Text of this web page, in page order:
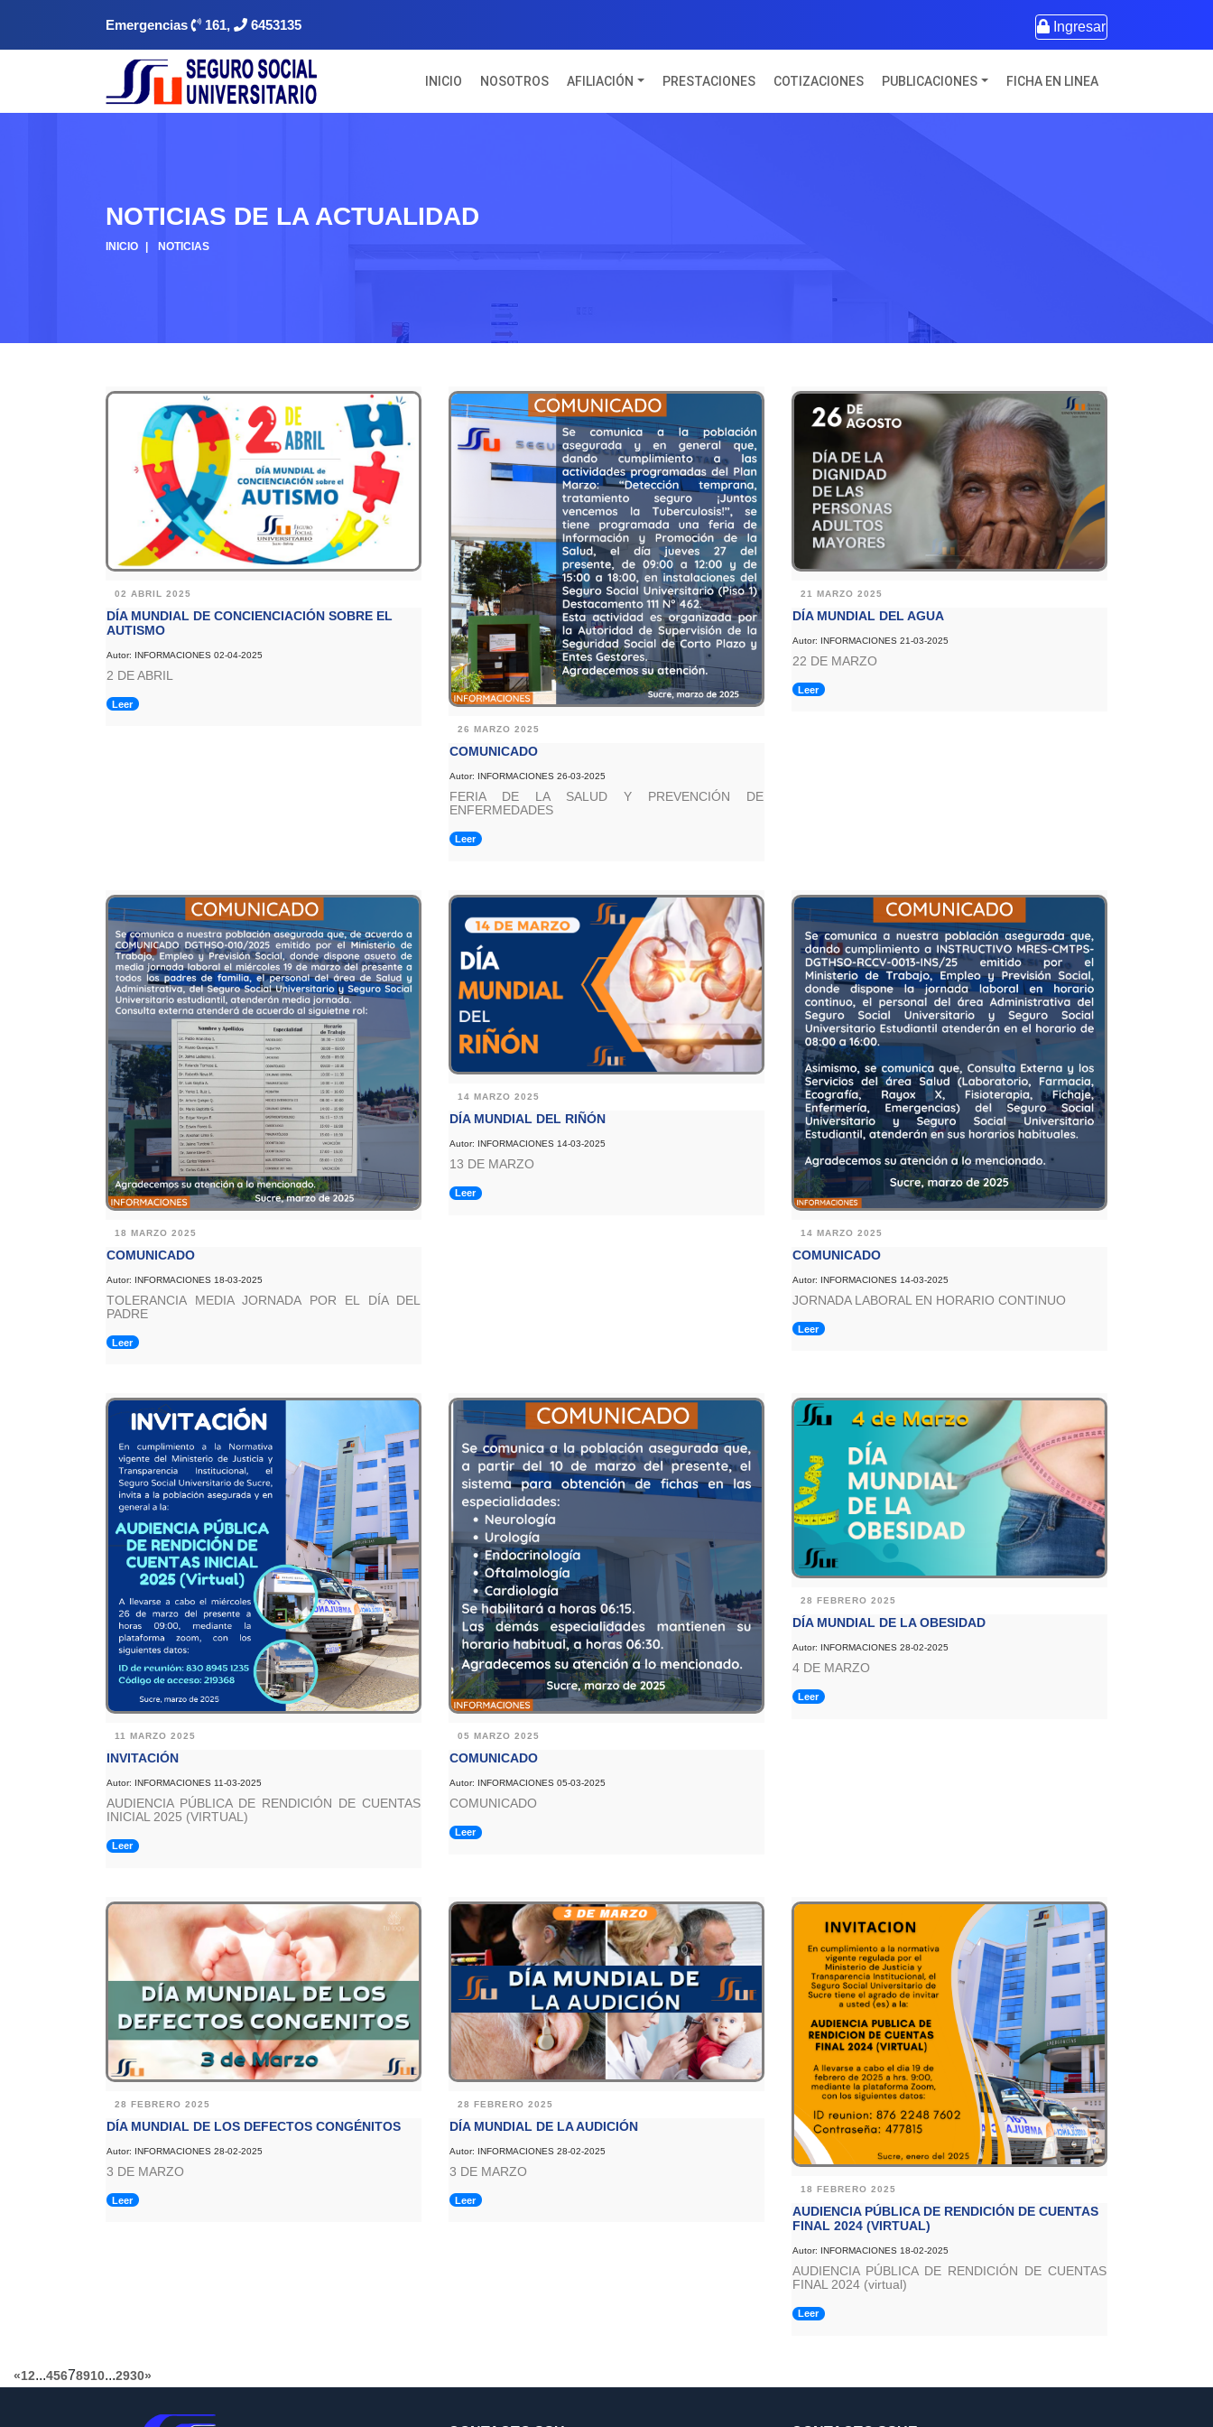
Emergencias 161, 6453135 Ingresar
INICIO (CURRENT)
NOSOTROS AFILIACIÓN PRESTACIONES COTIZACIONES PUBLICACIONES FICHA EN LINEA
NOTICIAS DE LA ACTUALIDAD
INICIO NOTICIAS
02 ABRIL 2025
DÍA MUNDIAL DE CONCIENCIACIÓN SOBRE EL
AUTISMO
Autor: INFORMACIONES 02-04-2025
2 DE ABRIL
Leer
26 MARZO 2025
COMUNICADO
Autor: INFORMACIONES 26-03-2025
FERIA DE LA SALUD Y PREVENCIÓN DE
ENFERMEDADES
Leer
21 MARZO 2025
DÍA MUNDIAL DEL AGUA
Autor: INFORMACIONES 21-03-2025
22 DE MARZO
Leer
18 MARZO 2025
COMUNICADO
Autor: INFORMACIONES 18-03-2025
TOLERANCIA MEDIA JORNADA POR EL DÍA DEL
PADRE
Leer
14 MARZO 2025
DÍA MUNDIAL DEL RIÑÓN
Autor: INFORMACIONES 14-03-2025
13 DE MARZO
Leer
14 MARZO 2025
COMUNICADO
Autor: INFORMACIONES 14-03-2025
JORNADA LABORAL EN HORARIO CONTINUO
Leer
11 MARZO 2025
INVITACIÓN
Autor: INFORMACIONES 11-03-2025
AUDIENCIA PÚBLICA DE RENDICIÓN DE CUENTAS
INICIAL 2025 (VIRTUAL)
Leer
05 MARZO 2025
COMUNICADO
Autor: INFORMACIONES 05-03-2025
COMUNICADO
Leer
28 FEBRERO 2025
DÍA MUNDIAL DE LA OBESIDAD
Autor: INFORMACIONES 28-02-2025
4 DE MARZO
Leer
28 FEBRERO 2025
DÍA MUNDIAL DE LOS DEFECTOS CONGÉNITOS
Autor: INFORMACIONES 28-02-2025
3 DE MARZO
Leer
28 FEBRERO 2025
DÍA MUNDIAL DE LA AUDICIÓN
Autor: INFORMACIONES 28-02-2025
3 DE MARZO
Leer
18 FEBRERO 2025
AUDIENCIA PÚBLICA DE RENDICIÓN DE CUENTAS
FINAL 2024 (VIRTUAL)
Autor: INFORMACIONES 18-02-2025
AUDIENCIA PÚBLICA DE RENDICIÓN DE CUENTAS
FINAL 2024 (virtual)
Leer
«12...45678910...2930»